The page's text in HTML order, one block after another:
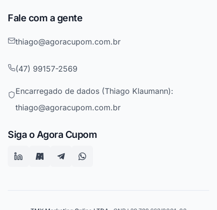
Fale com a gente
thiago@agoracupom.com.br
(47) 99157-2569
Encarregado de dados (Thiago Klaumann):
thiago@agoracupom.com.br
Siga o Agora Cupom